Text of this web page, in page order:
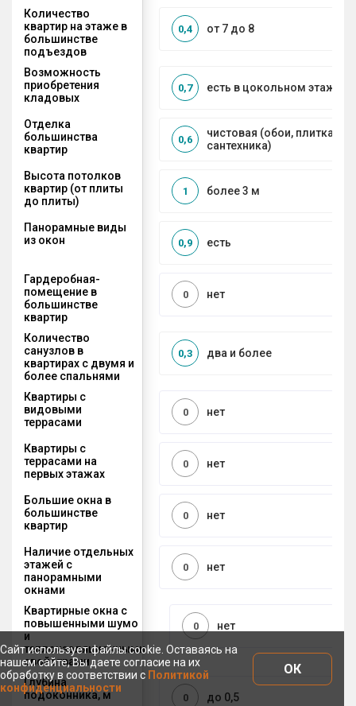
Количество
квартир на этаже в
большинстве
подъездов
от 7 до 8
0,4
Возможность
приобретения
кладовых
есть в цокольном этаже
0,7
Отделка
большинства
квартир
чистовая (обои, плитка,
сантехника)
0,6
Высота потолков
квартир (от плиты
до плиты)
более 3 м
1
Панорамные виды
из окон
есть
0,9
Гардеробная-
помещение в
большинстве
квартир
нет
0
Количество
санузлов в
квартирах с двумя и
более спальнями
два и более
0,3
Квартиры с
видовыми
террасами
нет
0
Квартиры с
террасами на
первых этажах
нет
0
Большие окна в
большинстве
квартир
нет
0
Наличие отдельных
этажей с
панорамными
окнами
нет
0
Квартирные окна с
повышенными шумо
и
теплоизоляционными
свойствами
нет
0
Глубина
подоконника, м
до 0,5
0
Сайт использует файлы cookie. Оставаясь на
нашем сайте, Вы даете согласие на их
обработку в соответствии с Политикой
конфиденциальности
ОК